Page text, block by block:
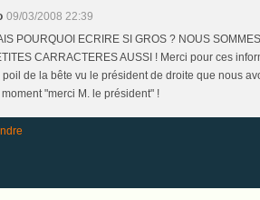
09/03/2008 22:39
POURQUOI ECRIRE SI GROS ? NOUS
CARRACTERES AUSSI ! Merci pour ces
poil de la bête vu le président de droite que nous
"merci M. le président" !